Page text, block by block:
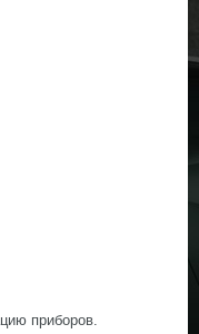
приборов.